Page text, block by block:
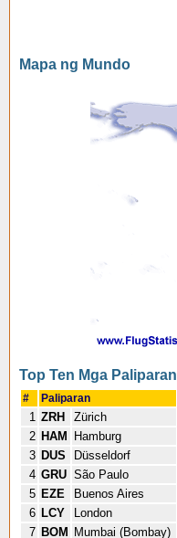
Mapa ng Mundo
Top Ten Mga Paliparan
# Paliparan
1 ZRH Zürich
2 HAM Hamburg
3 DUS Düsseldorf
4 GRU São Paulo
5 EZE Buenos Aires
6 LCY London
7 BOM Mumbai (Bombay)